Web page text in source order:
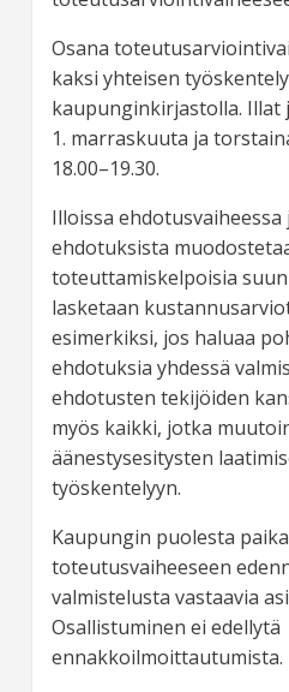
Osana
kaksi yhteisen
kaupunginkirjastolla. Illat
1. marraskuuta ja
18.00–19.30.
Illoissa
ehdotuksista
toteuttamiskelpoisia
lasketaan
esimerkiksi, jos haluaa
ehdotuksia yhdessä
ehdotusten tekijöiden
myös kaikki, jotka
äänestysesitysten
työskentelyyn.
Kaupungin puolesta
toteutusvaiheeseen
valmistelusta vastaavia
Osallistuminen ei edellytä
ennakkoilmoittautumista.